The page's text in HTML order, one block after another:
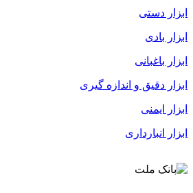
ابزار دستی
ابزار بادی
ابزار باغبانی
ابزار دقیق و اندازه گیری
ابزار ایمنی
ابزار انبارداری